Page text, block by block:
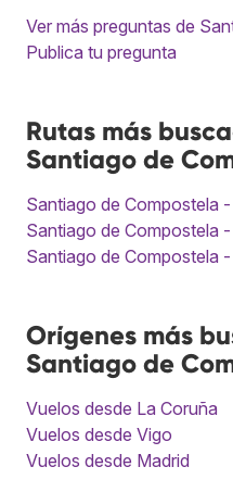
Ver más preguntas de
Publica tu pregunta
Rutas más
Santiago de
Santiago de Compostela
Santiago de Compostela
Santiago de Compostela
Orígenes más
Santiago de
Vuelos desde La Coruña
Vuelos desde Vigo
Vuelos desde Madrid